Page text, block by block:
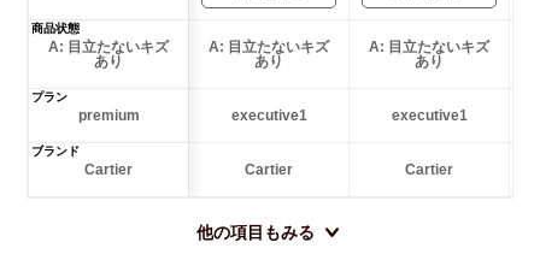
商品状態
A: 目立たないキズ
あり
A: 目立たないキズ
あり
A: 目立たないキズ
あり
プラン
premium executive1 executive1
ブランド
Cartier Cartier Cartier
他の項目もみる